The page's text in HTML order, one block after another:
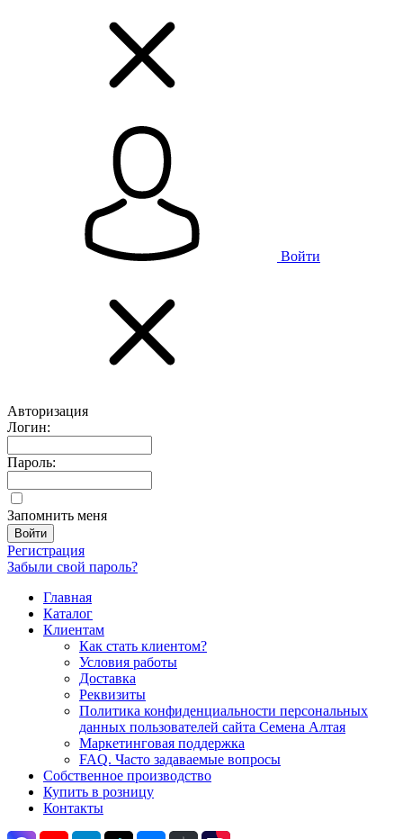
Войти
Авторизация
Логин:
Пароль:
Запомнить меня
Регистрация
Забыли свой пароль?
Главная
Каталог
Клиентам
Как стать клиентом?
Условия работы
Доставка
Реквизиты
Политика конфиденциальности персональных
данных пользователей сайта Семена Алтая
Маркетинговая поддержка
FAQ. Часто задаваемые вопросы
Собственное производство
Купить в розницу
Контакты